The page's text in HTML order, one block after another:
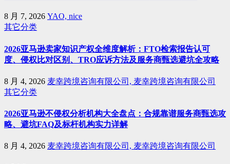
8 月 7, 2026 YAO, nice
其它分类
2026亚马逊卖家知识产权全维度解析：FTO检索报告认可
度、侵权比对区别、TRO应诉方法及服务商甄选避坑全攻略
8 月 4, 2026 麦幸跨境咨询有限公司, 麦幸跨境咨询有限公司
其它分类
2026亚马逊不侵权分析机构大全盘点：合规靠谱服务商甄选攻
略、避坑FAQ及标杆机构实力详解
8 月 4, 2026 麦幸跨境咨询有限公司, 麦幸跨境咨询有限公司